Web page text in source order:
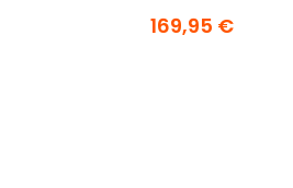
169,95 €